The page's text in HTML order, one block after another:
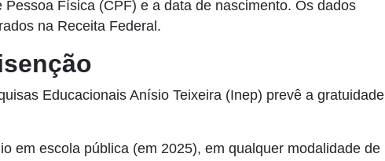
Física (CPF) e a data de nascimento. Os dados
na Receita Federal.
Educacionais Anísio Teixeira (Inep) prevê a gratuidade
em escola pública (em 2025), em qualquer modalidade de